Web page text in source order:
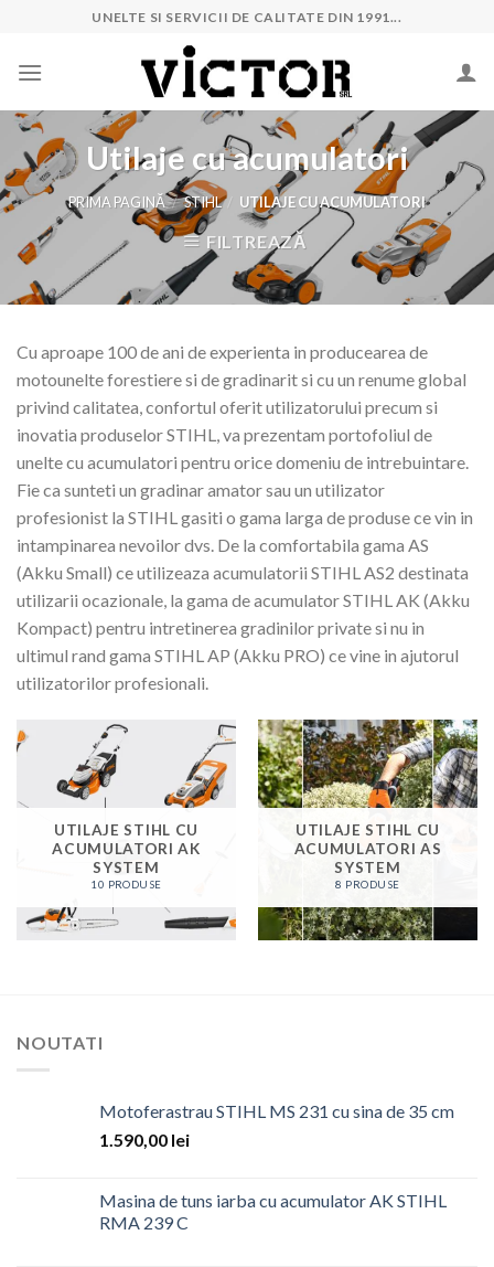
content
UNELTE SI SERVICII DE CALITATE DIN 1991...
Utilaje cu acumulatori
PRIMA PAGINĂ / STIHL / UTILAJE CU ACUMULATORI
FILTREAZĂ
Cu aproape 100 de ani de experienta in producearea de
motounelte forestiere si de gradinarit si cu un renume global
privind calitatea, confortul oferit utilizatorului precum si
inovatia produselor STIHL, va prezentam portofoliul de
unelte cu acumulatori pentru orice domeniu de intrebuintare.
Fie ca sunteti un gradinar amator sau un utilizator
profesionist la STIHL gasiti o gama larga de produse ce vin in
intampinarea nevoilor dvs. De la comfortabila gama AS
(Akku Small) ce utilizeaza acumulatorii STIHL AS2 destinata
utilizarii ocazionale, la gama de acumulator STIHL AK (Akku
Kompact) pentru intretinerea gradinilor private si nu in
ultimul rand gama STIHL AP (Akku PRO) ce vine in ajutorul
utilizatorilor profesionali.
UTILAJE STIHL CU
ACUMULATORI AK
SYSTEM
10 PRODUSE
UTILAJE STIHL CU
ACUMULATORI AS
SYSTEM
8 PRODUSE
NOUTATI
Motoferastrau STIHL MS 231 cu sina de 35 cm
1.590,00 lei
Masina de tuns iarba cu acumulator AK STIHL
RMA 239 C